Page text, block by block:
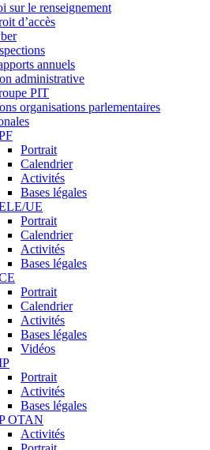
sur le renseignement
d’accès
annuels
administrative
PIT
organisations parlementaires
Portrait
Calendrier
Activités
Bases légales
UE
Portrait
Calendrier
Activités
Bases légales
Portrait
Calendrier
Activités
Bases légales
Vidéos
Portrait
Activités
Bases légales
OTAN
Activités